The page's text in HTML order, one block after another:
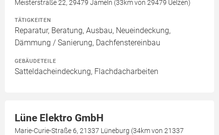
Meisterstraße 22, 29479 Jameln (33km von 29479 Uelzen)
TÄTIGKEITEN
Reparatur, Beratung, Ausbau, Neueindeckung,
Dämmung / Sanierung, Dachfenstereinbau
GEBÄUDETEILE
Satteldacheindeckung, Flachdacharbeiten
Lüne Elektro GmbH
Marie-Curie-Straße 6, 21337 Lüneburg (34km von 21337